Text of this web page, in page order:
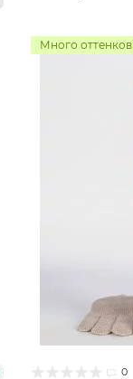
Много оттенков
0